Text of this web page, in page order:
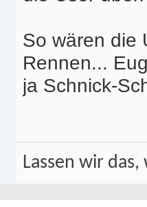
So wären die
Rennen...
ja Schnick-
Lassen wir